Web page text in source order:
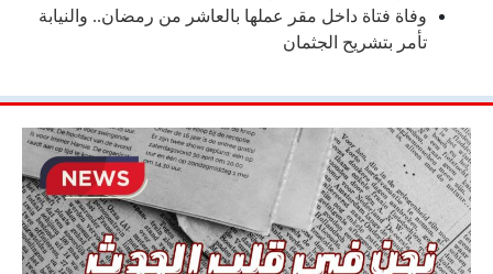
وفاة فتاة داخل مقر عملها بالعاشر من رمضان.. والنيابة
تأمر بتشريح الجثمان